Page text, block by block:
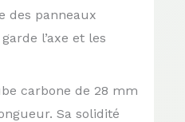
des panneaux
l’axe et les
carbone de 28 mm
Sa solidité